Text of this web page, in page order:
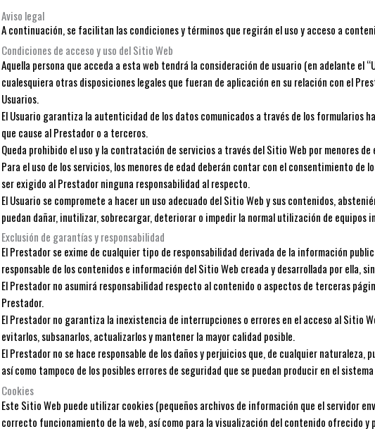
Aviso legal
A continuación, se facilitan las condiciones y términos que regirán el uso y acceso a
Condiciones de acceso y uso del Sitio Web
Aquella persona que acceda a esta web tendrá la consideración de usuario (en adelante el
cualesquiera otras disposiciones legales que fueran de aplicación en su relación con el
Usuarios.
El Usuario garantiza la autenticidad de los datos comunicados a través de los formularios
que cause al Prestador o a terceros.
Queda prohibido el uso y la contratación de servicios a través del Sitio Web por menores
Para el uso de los servicios, los menores de edad deberán contar con el consentimiento
ser exigido al Prestador ninguna responsabilidad al respecto.
El Usuario se compromete a hacer un uso adecuado del Sitio Web y sus contenidos,
puedan dañar, inutilizar, sobrecargar, deteriorar o impedir la normal utilización de
Exclusión de garantías y responsabilidad
El Prestador se exime de cualquier tipo de responsabilidad derivada de la información
responsable de los contenidos e información del Sitio Web creada y desarrollada por ella,
El Prestador no asumirá responsabilidad respecto al contenido o aspectos de terceras
Prestador.
El Prestador no garantiza la inexistencia de interrupciones o errores en el acceso al Sitio
evitarlos, subsanarlos, actualizarlos y mantener la mayor calidad posible.
El Prestador no se hace responsable de los daños y perjuicios que, de cualquier
así como tampoco de los posibles errores de seguridad que se puedan producir en el
Cookies
Este Sitio Web puede utilizar cookies (pequeños archivos de información que el servidor
correcto funcionamiento de la web, así como para la visualización del contenido ofrecido